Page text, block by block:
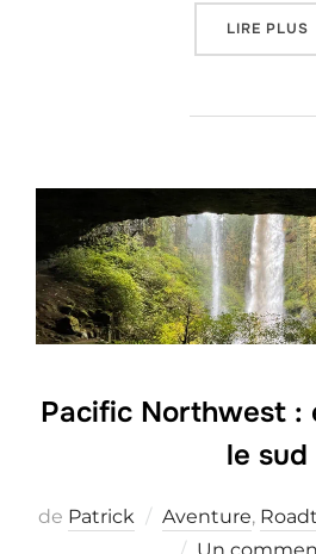
LIRE PLUS
Pacific Northwest :
le sud
de Patrick Aventure,